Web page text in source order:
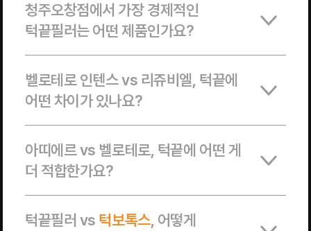
청주오창점에서 가장 경제적인
턱끝필러는 어떤 제품인가요?
벨로테로 인텐스 vs 리쥬비엘, 턱끝에
어떤 차이가 있나요?
아띠에르 vs 벨로테로, 턱끝에 어떤 게
더 적합한가요?
턱끝필러 vs 턱보톡스, 어떻게